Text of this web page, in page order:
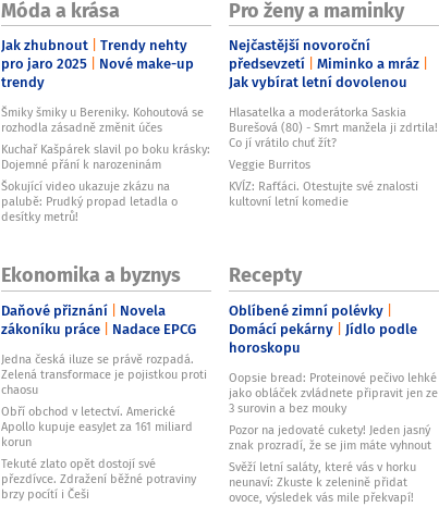
Móda a krása
Jak zhubnout Trendy nehty
pro jaro 2025 Nové make-up
trendy
Šmiky šmiky u Bereniky. Kohoutová se
rozhodla zásadně změnit účes
Kuchař Kašpárek slavil po boku krásky:
Dojemné přání k narozeninám
Šokující video ukazuje zkázu na
palubě: Prudký propad letadla o
desítky metrů!
Pro ženy a maminky
Nejčastější novoroční
předsevzetí Miminko a mráz
Jak vybírat letní dovolenou
Hlasatelka a moderátorka Saskia
Burešová (80) - Smrt manžela ji zdrtila!
Co jí vrátilo chuť žít?
Veggie Burritos
KVÍZ: Rafťáci. Otestujte své znalosti
kultovní letní komedie
Ekonomika a byznys
Daňové přiznání Novela
zákoníku práce Nadace EPCG
Jedna česká iluze se právě rozpadá.
Zelená transformace je pojistkou proti
chaosu
Obří obchod v letectví. Americké
Apollo kupuje easyJet za 161 miliard
korun
Tekuté zlato opět dostojí své
přezdívce. Zdražení běžné potraviny
brzy pocítí i Češi
Recepty
Oblíbené zimní polévky
Domácí pekárny Jídlo podle
horoskopu
Oopsie bread: Proteinové pečivo lehké
jako obláček zvládnete připravit jen ze
3 surovin a bez mouky
Pozor na jedovaté cukety! Jeden jasný
znak prozradí, že se jim máte vyhnout
Svěží letní saláty, které vás v horku
neunaví: Zkuste k zelenině přidat
ovoce, výsledek vás mile překvapí!